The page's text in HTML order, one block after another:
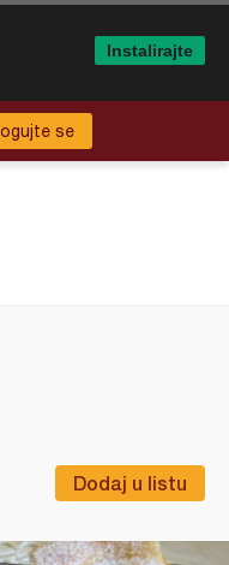
se
Dodaj u listu
Instalirajte